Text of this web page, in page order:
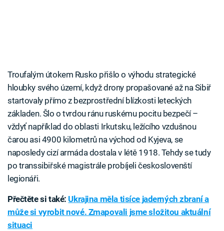
Troufalým útokem Rusko přišlo o výhodu strategické
hloubky svého území, když drony propašované až na Sibiř
startovaly přímo z bezprostřední blízkosti leteckých
základen. Šlo o tvrdou ránu ruskému pocitu bezpečí –
vždyť například do oblasti Irkutsku, ležícího vzdušnou
čarou asi 4900 kilometrů na východ od Kyjeva, se
naposledy cizí armáda dostala v létě 1918. Tehdy se tudy
po transsibiřské magistrále probíjeli českoslovenští
legionáři.
Přečtěte si také: Ukrajina měla tisíce jaderných zbraní a
může si vyrobit nové. Zmapovali jsme složitou aktuální
situaci